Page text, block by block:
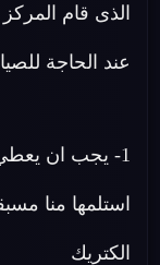
الذى قام
عند الحاجة
1- يجب ان
استلمها منا
الكتريك